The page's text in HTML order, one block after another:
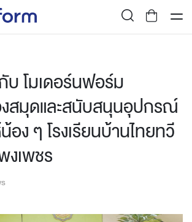
โมเดอร์นฟอร์ม
สมุดและสนับสนุนอุปกรณ์
อง ๆ โรงเรียนบ้านไทยทวี
งเพชร